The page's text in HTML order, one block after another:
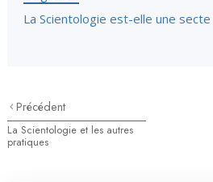
La Scientologie est-elle une secte
Précédent
La Scientologie et les autres
pratiques